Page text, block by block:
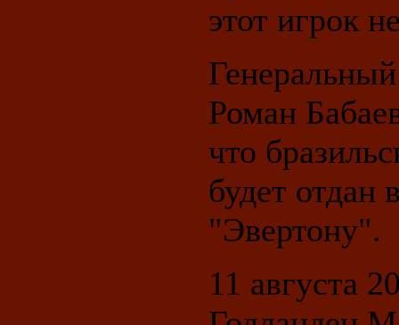
этот игрок
Роман
что
будет отдан
"Эвертону".
11 августа